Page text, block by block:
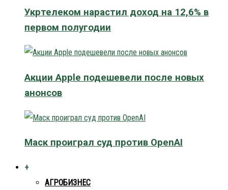
Укртелеком нарастил доход на 12,6% в
первом полугодии
Акции Apple подешевели после новых
анонсов
Маск проиграл суд против OpenAI
+
АГРОБИЗНЕС